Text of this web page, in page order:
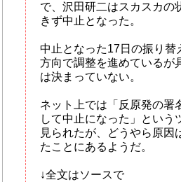
で、沢田研二はスカスカの
きず中止となった。
中止となった17日の振り替
方向で調整を進めているが
は決まっていない。
ネット上では「反原発の署
して中止になった」という
見られたが、どうやら原因
たことにあるようだ。
↓全文はソースで